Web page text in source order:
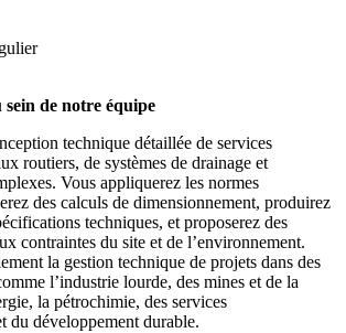
de notre équipe
technique détaillée de services
routiers, de systèmes de drainage et
Vous appliquerez les normes
des calculs de dimensionnement, produirez
techniques, et proposerez des
contraintes du site et de l’environnement.
la gestion technique de projets dans des
l’industrie lourde, des mines et de la
la pétrochimie, des services
du développement durable.